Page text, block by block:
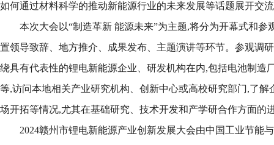
如何通过材料科学的推动新能源行业的未来发展等话题展开交
本次大会以“制造革新 能源未来”为主题,将分为开幕式和参
置领导致辞、地方推介、成果发布、主题演讲等环节。参观调
绕具有代表性的锂电新能源企业、研发机构在内,包括电池制造
等,访问本地相关产业研究机构、创新中心或高校研究部门,了解
场开拓等情况,尤其在基础研究、技术开发和产学研合作方面的
2024赣州市锂电新能源产业创新发展大会由中国工业节能